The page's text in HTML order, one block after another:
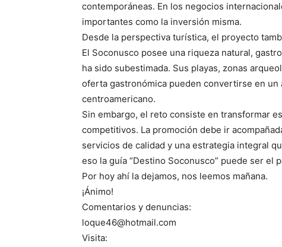
contemporáneas. En los negocios
importantes como la inversión misma.
Desde la perspectiva turística, el proyecto
El Soconusco posee una riqueza natural,
ha sido subestimada. Sus playas, zonas
oferta gastronómica pueden convertirse en
centroamericano.
Sin embargo, el reto consiste en transformar
competitivos. La promoción debe ir
servicios de calidad y una estrategia integral
eso la guía “Destino Soconusco” puede ser el
Por hoy ahí la dejamos, nos leemos mañana.
¡Ánimo!
Comentarios y denuncias:
loque46@hotmail.com
Visita: